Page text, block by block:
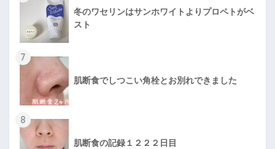
冬のワセリンはサンホワイトよりプロペトがベ
スト
7
肌断食でしつこい角栓とお別れできました
8
肌断食の記録１２２２日目